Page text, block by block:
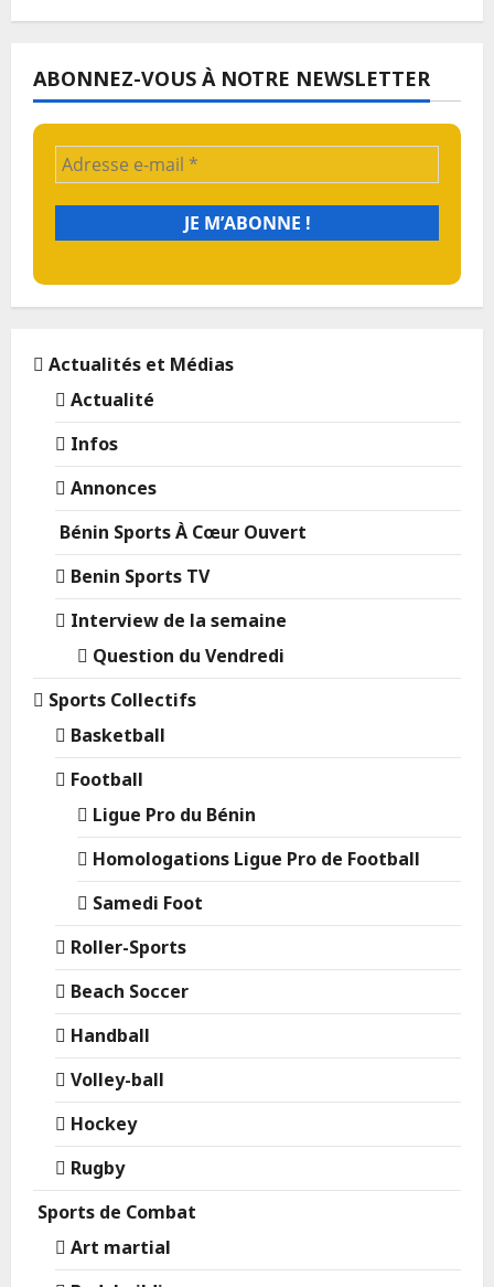
ABONNEZ-VOUS À NOTRE NEWSLETTER
Actualités et Médias
Actualité
Infos
Annonces
Bénin Sports À Cœur Ouvert
Benin Sports TV
Interview de la semaine
Question du Vendredi
Sports Collectifs
Basketball
Football
Ligue Pro du Bénin
Homologations Ligue Pro de Football
Samedi Foot
Roller-Sports
Beach Soccer
Handball
Volley-ball
Hockey
Rugby
Sports de Combat
Art martial